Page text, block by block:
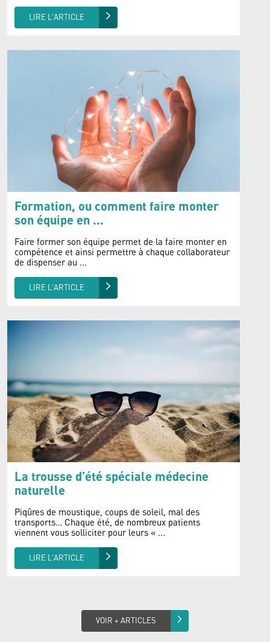
LIRE L'ARTICLE
Formation, ou comment faire monter
son équipe en ...
Faire former son équipe permet de la faire monter en
compétence et ainsi permettre à chaque collaborateur
de dispenser au ...
LIRE L'ARTICLE
La trousse d’été spéciale médecine
naturelle
Piqûres de moustique, coups de soleil, mal des
transports… Chaque été, de nombreux patients
viennent vous solliciter pour leurs « ...
LIRE L'ARTICLE
VOIR + ARTICLES